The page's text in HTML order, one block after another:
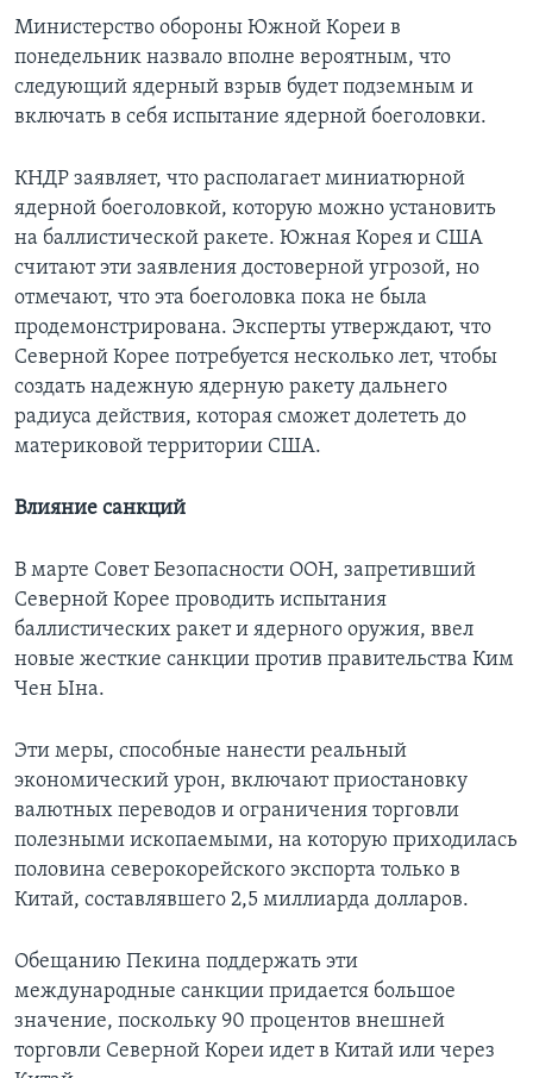
Министерство обороны Южной Кореи в
понедельник назвало вполне вероятным, что
следующий ядерный взрыв будет подземным и
включать в себя испытание ядерной боеголовки.
КНДР заявляет, что располагает миниатюрной
ядерной боеголовкой, которую можно установить
на баллистической ракете. Южная Корея и США
считают эти заявления достоверной угрозой, но
отмечают, что эта боеголовка пока не была
продемонстрирована. Эксперты утверждают, что
Северной Корее потребуется несколько лет, чтобы
создать надежную ядерную ракету дальнего
радиуса действия, которая сможет долететь до
материковой территории США.
Влияние санкций
В марте Совет Безопасности ООН, запретивший
Северной Корее проводить испытания
баллистических ракет и ядерного оружия, ввел
новые жесткие санкции против правительства Ким
Чен Ына.
Эти меры, способные нанести реальный
экономический урон, включают приостановку
валютных переводов и ограничения торговли
полезными ископаемыми, на которую приходилась
половина северокорейского экспорта только в
Китай, составлявшего 2,5 миллиарда долларов.
Обещанию Пекина поддержать эти
международные санкции придается большое
значение, поскольку 90 процентов внешней
торговли Северной Кореи идет в Китай или через